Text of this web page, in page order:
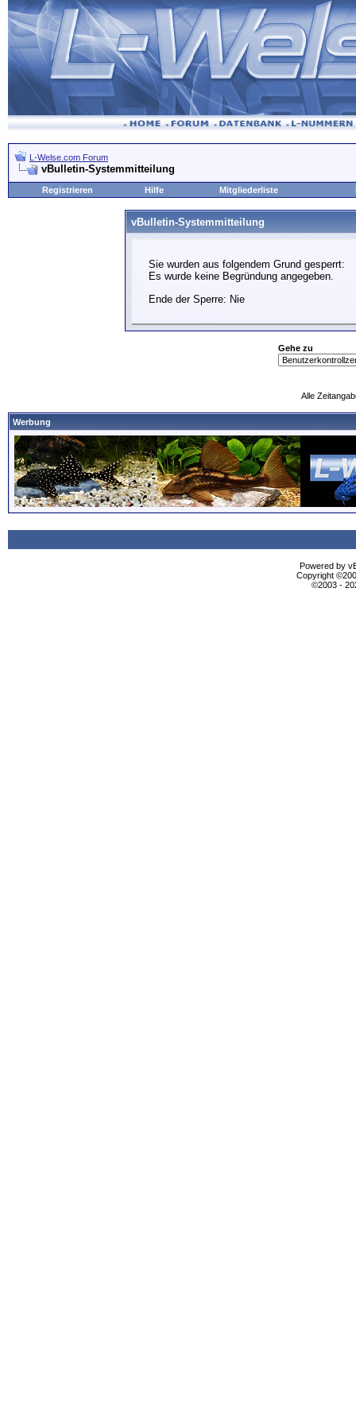
L-Welse.com Forum
vBulletin-Systemmitteilung
Registrieren Hilfe Mitgliederliste
vBulletin-Systemmitteilung
Sie wurden aus folgendem Grund gesperrt:
Es wurde keine Begründung angegeben.
Ende der Sperre: Nie
Gehe zu
Alle
Werbung
Powered by
Copyright
©2003 -